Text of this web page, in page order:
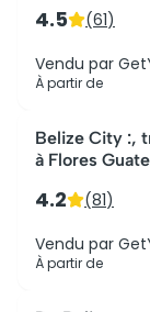
4.5 (61)
Vendu par
À partir de
Belize City :,
à Flores
4.2 (81)
Vendu par
À partir de